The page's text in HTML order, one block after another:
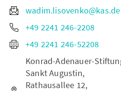
wadim.lisovenko@kas.de
+49 2241 246-2208
+49 2241 246-52208
Konrad-Adenauer-
Sankt Augustin,
Rathausallee 12,